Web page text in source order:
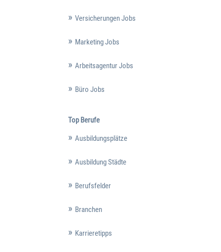
Versicherungen Jobs
Marketing Jobs
Arbeitsagentur Jobs
Büro Jobs
Top Berufe
Ausbildungsplätze
Ausbildung Städte
Berufsfelder
Branchen
Karrieretipps